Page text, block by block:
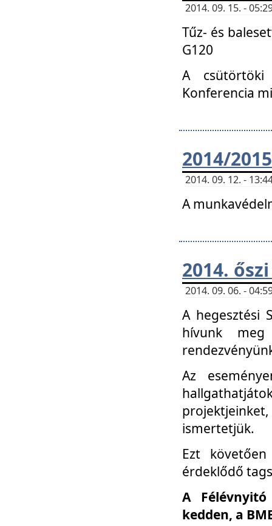
2014. 09. 15. -
Tűz- és
G120
A csütörtöki
Konferencia
2014/
2014. 09. 12. -
A
2014.
2014. 09. 06. -
A hegesztési
hívunk
Az
ismertetjük.
Ezt
érdeklődő
A
kedden, a